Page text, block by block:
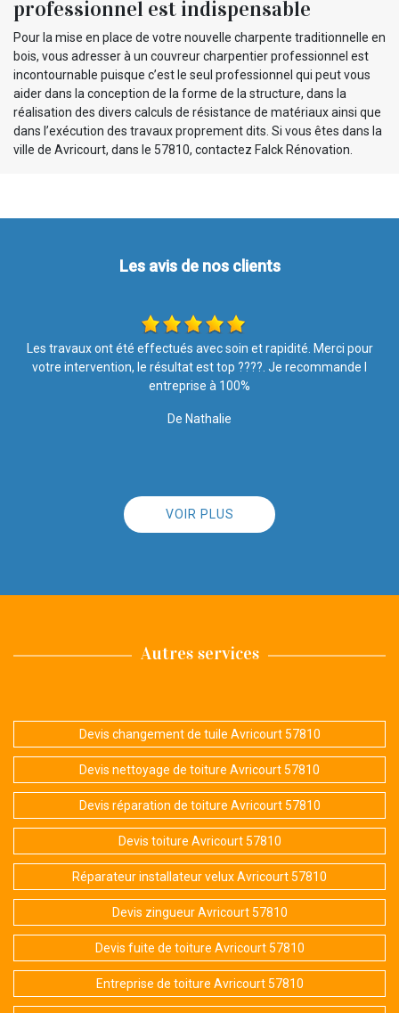
professionnel est indispensable
Pour la mise en place de votre nouvelle charpente traditionnelle en
bois, vous adresser à un couvreur charpentier professionnel est
incontournable puisque c’est le seul professionnel qui peut vous
aider dans la conception de la forme de la structure, dans la
réalisation des divers calculs de résistance de matériaux ainsi que
dans l’exécution des travaux proprement dits. Si vous êtes dans la
ville de Avricourt, dans le 57810, contactez Falck Rénovation.
Les avis de nos clients
Entreprise sérieuse et travail très bien réalisé. Le personnel est
soigneux et poli. Je suis très satisfaite. Merci
VOIR PLUS
Autres services
Devis changement de tuile Avricourt 57810
Devis nettoyage de toiture Avricourt 57810
Devis réparation de toiture Avricourt 57810
Devis toiture Avricourt 57810
Réparateur installateur velux Avricourt 57810
Devis zingueur Avricourt 57810
Devis fuite de toiture Avricourt 57810
Entreprise de toiture Avricourt 57810